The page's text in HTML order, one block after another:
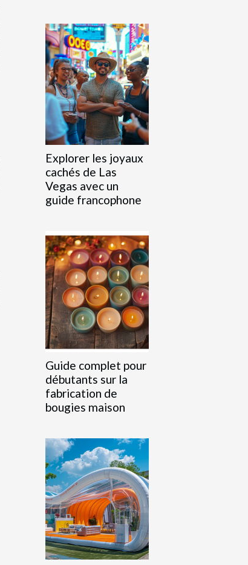
Explorer les joyaux
cachés de Las
Vegas avec un
guide francophone
Guide complet pour
débutants sur la
fabrication de
bougies maison